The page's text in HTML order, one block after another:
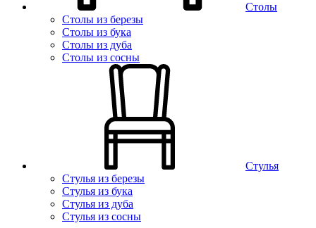
Столы
Столы из березы
Столы из бука
Столы из дуба
Столы из сосны
Стулья
Стулья из березы
Стулья из бука
Стулья из дуба
Стулья из сосны